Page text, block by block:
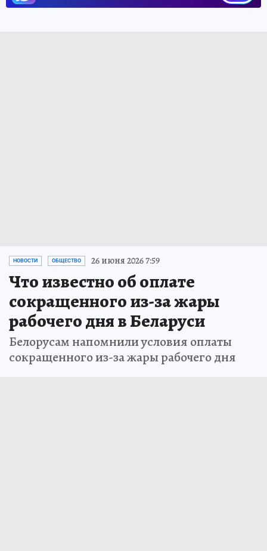
НОВОСТИ ОБЩЕСТВО 26 июня 2026 7:59
Что известно об оплате
сокращенного из-за жары
рабочего дня в Беларуси
Белорусам напомнили условия оплаты
сокращенного из-за жары рабочего дня